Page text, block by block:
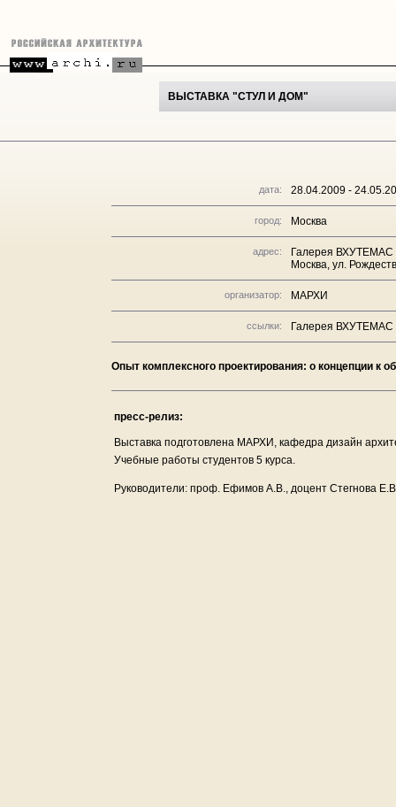
ВЫСТАВКА "СТУЛ И ДОМ"
дата: 28.04.2009 -
город: Москва
адрес:
Галерея ВХУТЕМАС
Москва, ул.
организатор: МАРХИ
ссылки: Галерея ВХУТЕМАС
Опыт комплексного проектирования: о концепции к
пресс-релиз:
Выставка подготовлена МАРХИ, кафедра дизайн
Учебные работы студентов 5 курса.
Руководители: проф. Ефимов А.В., доцент Стегнова